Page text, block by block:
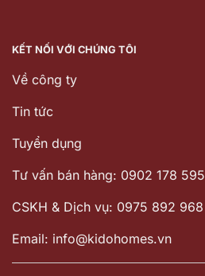
KẾT NỐI VỚI CHÚNG TÔI
Về công ty
Tin tức
Tuyển dụng
Tư vấn bán hàng: 0902 178 595
CSKH & Dịch vụ: 0975 892 968
Email: info@kidohomes.vn